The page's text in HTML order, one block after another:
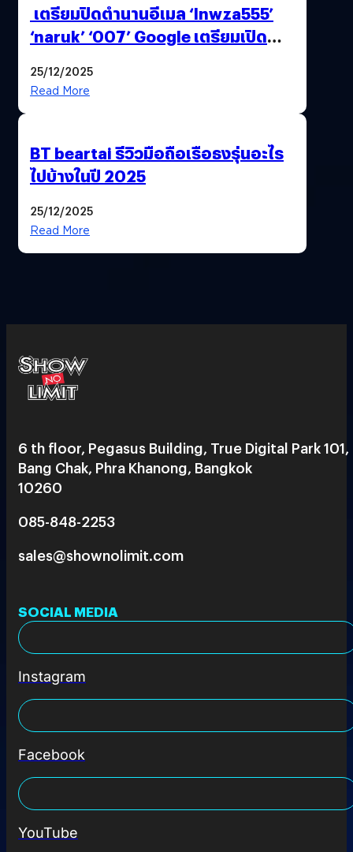
เตรียมปิดตำนานอีเมล ‘lnwza555’
‘naruk’ ‘007’ Google เตรียมเปิด
25/12/2025
Read More
BT beartai รีวิวมือถือเรือธงรุ่นอะไร
ไปบ้างในปี 2025
25/12/2025
Read More
6 th floor, Pegasus Building, True Digital Park 101,
Bang Chak, Phra Khanong, Bangkok
10260
085-848-2253
sales@shownolimit.com
SOCIAL MEDIA
Instagram
Facebook
YouTube